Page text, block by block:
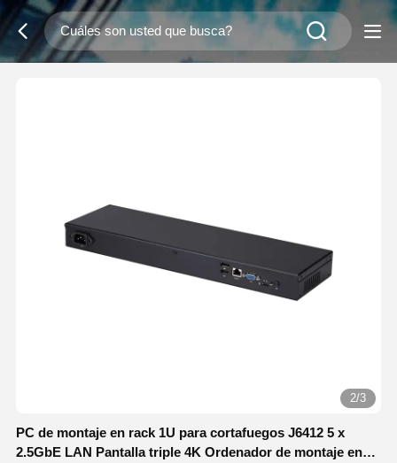
2/3
PC de montaje en rack 1U para cortafuegos J6412 5 x
2.5GbE LAN Pantalla triple 4K Ordenador de montaje en